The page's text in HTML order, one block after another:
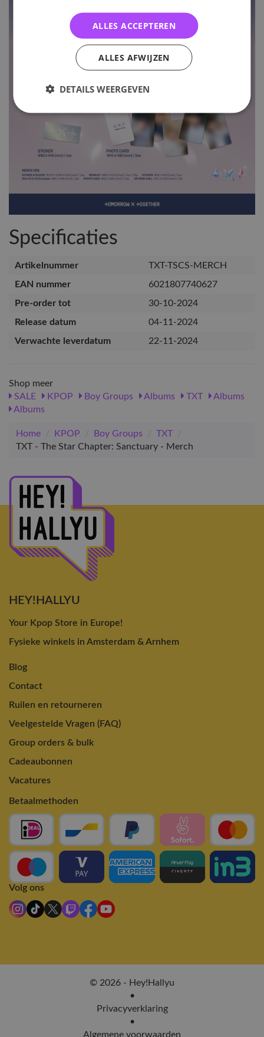
Specificaties
Artikelnummer
TXT-TSCS-MERCH
EAN nummer
6021807740627
Pre-order tot
30-10-2024
Release datum
04-11-2024
Verwachte leverdatum
22-11-2024
Shop meer
SALE
KPOP Boy Groups Albums TXT
Albums
Albums
Home / KPOP / Boy Groups / TXT
/
TXT - The Star Chapter: Sanctuary - Merch
HEY!HALLYU
Your Kpop Store in Europe!
Fysieke winkels in Amsterdam & Arnhem
Blog
Contact
Ruilen en retourneren
Veelgestelde Vragen (FAQ)
Group orders & bulk
Cadeaubonnen
Vacatures
Betaalmethoden
Volg ons
© 2026 - Hey!Hallyu
•
Privacyverklaring
•
Algemene voorwaarden
ALLES ACCEPTEREN
ALLES AFWIJZEN
DETAILS WEERGEVEN